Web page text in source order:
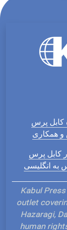
کابل پرس
همکاری
کابل پرس
به انگلیسی
Kabul
outlet
Hazaragi,
human